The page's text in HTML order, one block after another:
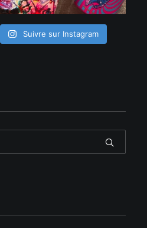
Suivre sur Instagram